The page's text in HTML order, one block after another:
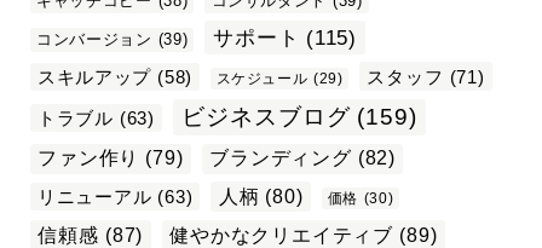
コンバージョン (39) サポート (115)
スキルアップ (58) スケジュール (29) スタッフ (71)
トラブル (63) ビジネスブログ (159)
ファン作り (79) ブランディング (82)
リニューアル (63) 人柄 (80) 価格 (30)
信頼感 (87) 健やかなクリエイティブ (89)